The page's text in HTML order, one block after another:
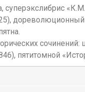
суперэкслибрис
сочинений:
пятитомной